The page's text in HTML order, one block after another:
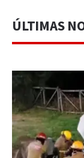
ÚLTIMAS